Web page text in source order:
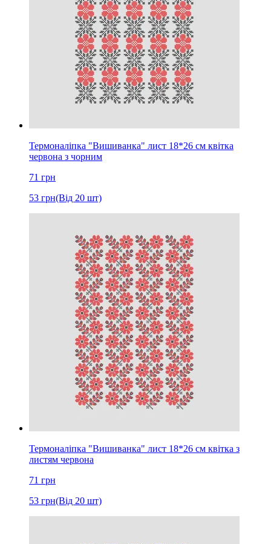
Термоналіпка "Вишиванка" лист 18*26 см квітка
червона з чорним
71 грн
53 грн(Від 20 шт)
Термоналіпка "Вишиванка" лист 18*26 см квітка з
листям червона
71 грн
53 грн(Від 20 шт)